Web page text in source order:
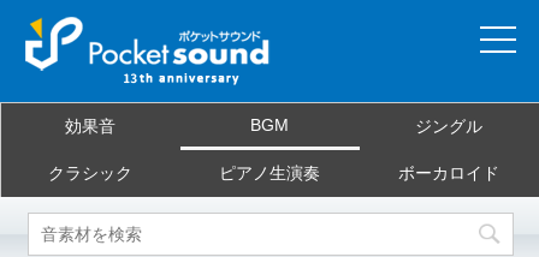
当サイトについて
ご利用規約
効果音 BGM ジングル
クラシック ピアノ生演奏 ボーカロイド